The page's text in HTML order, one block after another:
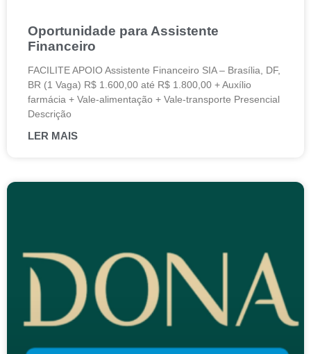
Oportunidade para Assistente
Financeiro
FACILITE APOIO Assistente Financeiro SIA – Brasília, DF,
BR (1 Vaga) R$ 1.600,00 até R$ 1.800,00 + Auxílio
farmácia + Vale-alimentação + Vale-transporte Presencial
Descrição
LER MAIS